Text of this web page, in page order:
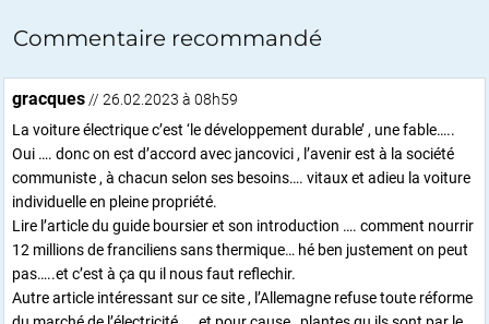
Commentaire recommandé
gracques // 26.02.2023 à 08h59
La voiture électrique c’est ‘le développement durable’ , une fable…..
Oui …. donc on est d’accord avec jancovici , l’avenir est à la société
communiste , à chacun selon ses besoins…. vitaux et adieu la voiture
individuelle en pleine propriété.
Lire l’article du guide boursier et son introduction …. comment nourrir
12 millions de franciliens sans thermique… hé ben justement on peut
pas…..et c’est à ça qu il nous faut reflechir.
Autre article intéressant sur ce site , l’Allemagne refuse toute réforme